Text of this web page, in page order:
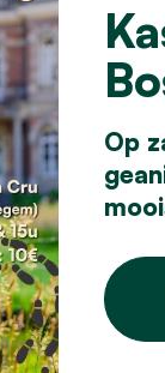
Op